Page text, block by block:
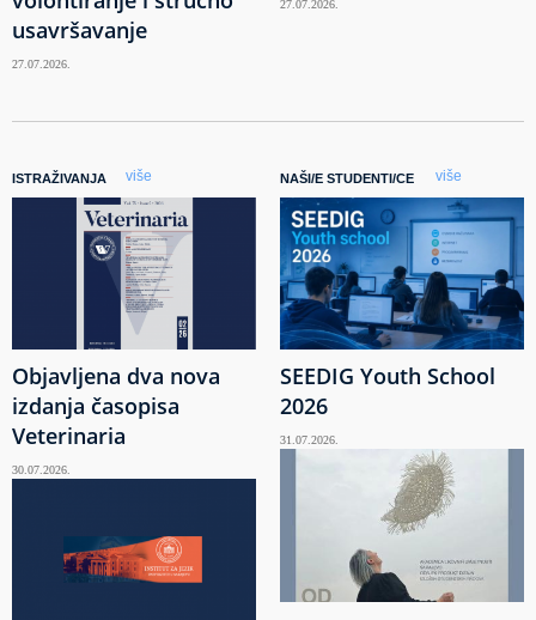
usavršavanje
27.07.2026.
27.07.2026.
ISTRAŽIVANJA više
Objavljena dva nova
izdanja časopisa
Veterinaria
30.07.2026.
NAŠI/E STUDENTI/CE više
SEEDIG Youth School
2026
31.07.2026.